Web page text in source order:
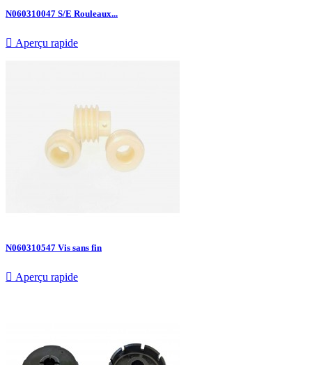
N060310047 S/E Rouleaux...
 Aperçu rapide
N060310547 Vis sans fin
 Aperçu rapide